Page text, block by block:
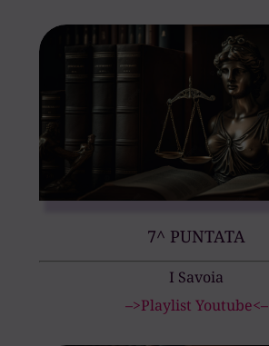
7^ PUNTATA
I Savoia
–>Playlist Youtube<–